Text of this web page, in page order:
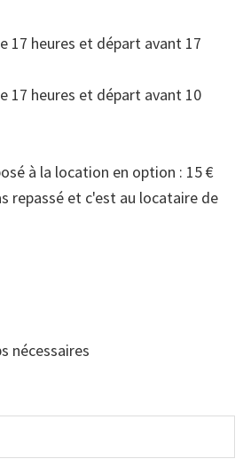
17 heures et départ avant 17
17 heures et départ avant 10
à la location en option : 15 €
repassé et c'est au locataire de
nécessaires